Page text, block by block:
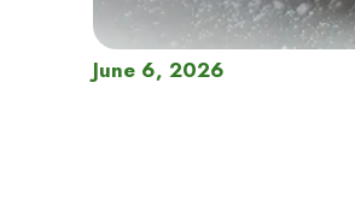
June 6, 2026